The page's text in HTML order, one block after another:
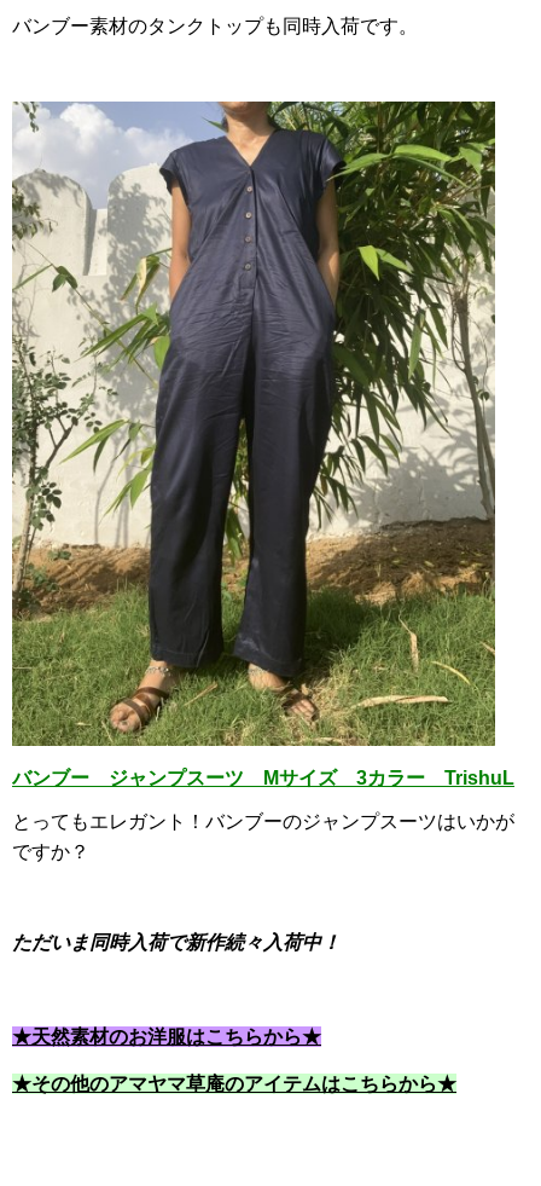
バンブー素材のタンクトップも同時入荷です。
バンブー ジャンプスーツ Mサイズ 3カラー TrishuL
とってもエレガント！バンブーのジャンプスーツはいかが
ですか？
ただいま同時入荷で新作続々入荷中！
★天然素材のお洋服はこちらから★
★その他のアマヤマ草庵のアイテムはこちらから★